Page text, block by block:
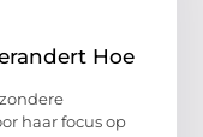
Hoe
haar focus op